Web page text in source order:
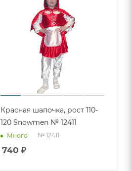
Красная шапочка, рост 110-
120 Snowmen № 12411
Много № 12411
740 ₽